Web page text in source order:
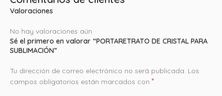
Valoraciones
No hay valoraciones aún.
Sé el primero en valorar “PORTARETRATO DE CRISTAL PARA
SUBLIMACIÓN”
Tu dirección de correo electrónico no será publicada. Los
campos obligatorios están marcados con *